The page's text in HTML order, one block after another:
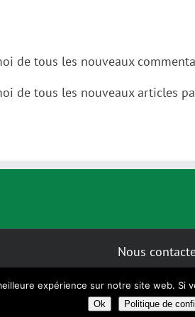
de tous les nouveaux
de tous les nouveaux articles
Nous
Copyright 2014 - 2025 |
expérience sur notre site web.
Ok Politique de